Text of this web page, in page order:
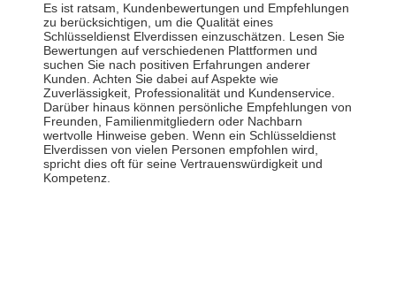
Es ist ratsam, Kundenbewertungen und Empfehlungen
zu berücksichtigen, um die Qualität eines
Schlüsseldienst Elverdissen einzuschätzen. Lesen Sie
Bewertungen auf verschiedenen Plattformen und
suchen Sie nach positiven Erfahrungen anderer
Kunden. Achten Sie dabei auf Aspekte wie
Zuverlässigkeit, Professionalität und Kundenservice.
Darüber hinaus können persönliche Empfehlungen von
Freunden, Familienmitgliedern oder Nachbarn
wertvolle Hinweise geben. Wenn ein Schlüsseldienst
Elverdissen von vielen Personen empfohlen wird,
spricht dies oft für seine Vertrauenswürdigkeit und
Kompetenz.